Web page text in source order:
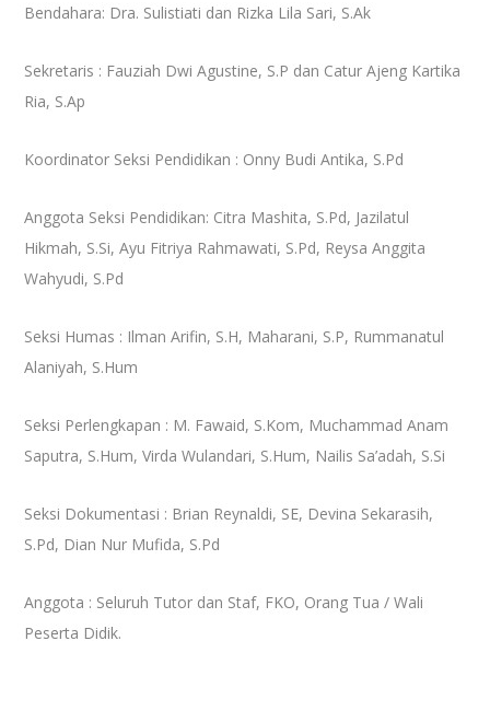
Bendahara: Dra. Sulistiati dan Rizka Lila Sari, S.Ak
Sekretaris : Fauziah Dwi Agustine, S.P dan Catur Ajeng Kartika
Ria, S.Ap
Koordinator Seksi Pendidikan : Onny Budi Antika, S.Pd
Anggota Seksi Pendidikan: Citra Mashita, S.Pd, Jazilatul
Hikmah, S.Si, Ayu Fitriya Rahmawati, S.Pd, Reysa Anggita
Wahyudi, S.Pd
Seksi Humas : Ilman Arifin, S.H, Maharani, S.P, Rummanatul
Alaniyah, S.Hum
Seksi Perlengkapan : M. Fawaid, S.Kom, Muchammad Anam
Saputra, S.Hum, Virda Wulandari, S.Hum, Nailis Sa’adah, S.Si
Seksi Dokumentasi : Brian Reynaldi, SE, Devina Sekarasih,
S.Pd, Dian Nur Mufida, S.Pd
Anggota : Seluruh Tutor dan Staf, FKO, Orang Tua / Wali
Peserta Didik.